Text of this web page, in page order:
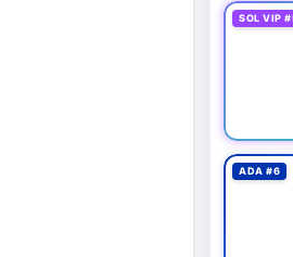
SOL VIP
ADA #6